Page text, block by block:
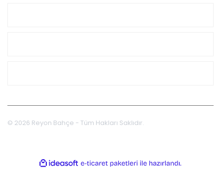
© 2026 Reyon Bahçe - Tüm Hakları Saklıdır.
ideasoft
e-